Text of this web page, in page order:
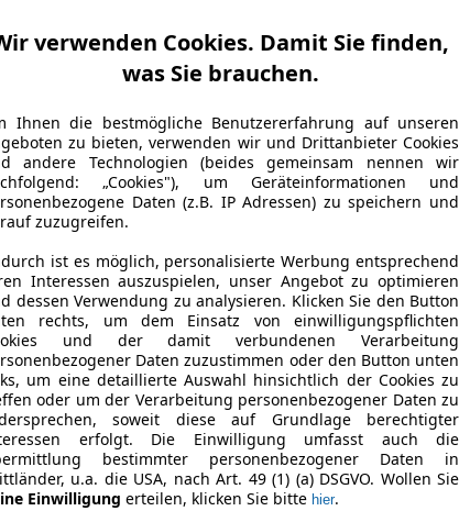
verwenden Cookies. Damit Sie finden,
was Sie brauchen.
Ihnen die bestmögliche Benutzererfahrung auf unseren
zu bieten, verwenden wir und Drittanbieter Cookies
andere Technologien (beides gemeinsam nennen wir
„Cookies"), um Geräteinformationen und
Daten (z.B. IP Adressen) zu speichern und
zuzugreifen.
ist es möglich, personalisierte Werbung entsprechend
Interessen auszuspielen, unser Angebot zu optimieren
dessen Verwendung zu analysieren. Klicken Sie den Button
rechts, um dem Einsatz von einwilligungspflichten
und der damit verbundenen Verarbeitung
Daten zuzustimmen oder den Button unten
um eine detaillierte Auswahl hinsichtlich der Cookies zu
oder um der Verarbeitung personenbezogener Daten zu
soweit diese auf Grundlage berechtigter
erfolgt. Die Einwilligung umfasst auch die
bestimmter personenbezogener Daten in
u.a. die USA, nach Art. 49 (1) (a) DSGVO. Wollen Sie
Einwilligung erteilen, klicken Sie bitte hier.